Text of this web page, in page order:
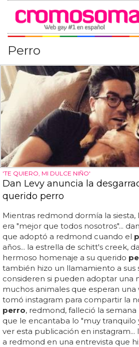
Perro
'TE QUIERO, MI DULCE NIÑO'
Dan Levy anuncia la
querido perro
Mientras redmond dormía la siesta,
era "mejor que todos nosotros"...
que adoptó a redmond cuando el
años... la estrella de schitt's creek,
hermoso homenaje a su querido
también hizo un llamamiento a sus
consideren si pueden adoptar una
muchos animales que esperan una
tomó instagram para compartir la
perro, redmond, falleció la semana
que le encantaba lo "muy tranquilo
ver esta publicación en
a redmond en una entrevista que